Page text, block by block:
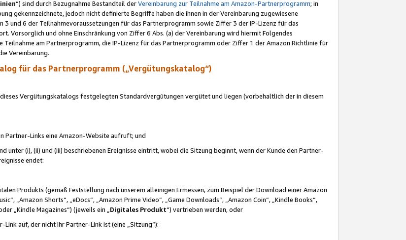
“) sind durch Bezugnahme Bestandteil derVereinbarung zur Teilnahme am Amazon-Partnerprogramm; in
gekennzeichnete, jedoch nicht definierte Begriffe haben die ihnen in der Vereinbarung zugewiesene
3 und 6 der Teilnahmevoraussetzungen für das Partnerprogramm sowie Ziffer 3 der IP-Lizenz für das
Vorsorglich und ohne Einschränkung von Ziffer 6 Abs. (a) der Vereinbarung wird hiermit Folgendes
am Partnerprogramm, die IP-Lizenz für das Partnerprogramm oder Ziffer 1 der Amazon Richtlinie für
Vereinbarung.
für das Partnerprogramm („Vergütungskatalog“)
Vergütungskatalogs festgelegten Standardvergütungen vergütet und liegen (vorbehaltlich der in diesem
Partner-Links eine Amazon-Website aufruft; und
unter (i), (ii) und (iii) beschriebenen Ereignisse eintritt, wobei die Sitzung beginnt, wenn der Kunde den Partner-
endet:
Produkts (gemäß Feststellung nach unserem alleinigen Ermessen, zum Beispiel der Download einer Amazon
„Amazon Shorts“, „eDocs“, „Amazon Prime Video“, „Game Downloads“, „Amazon Coin“, „Kindle Books“,
„Kindle Magazines“) (jeweils ein „ Digitales Produkt“) vertrieben werden, oder
auf, der nicht Ihr Partner-Link ist (eine „Sitzung“):